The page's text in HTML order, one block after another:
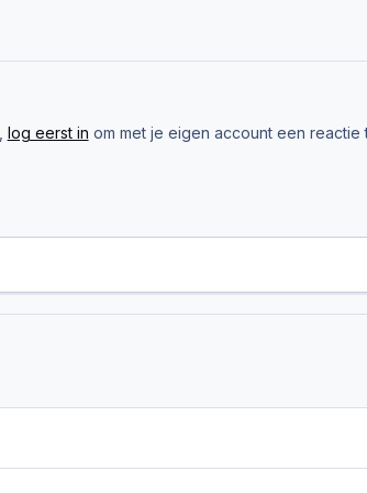
log eerst in om met je eigen account een reactie